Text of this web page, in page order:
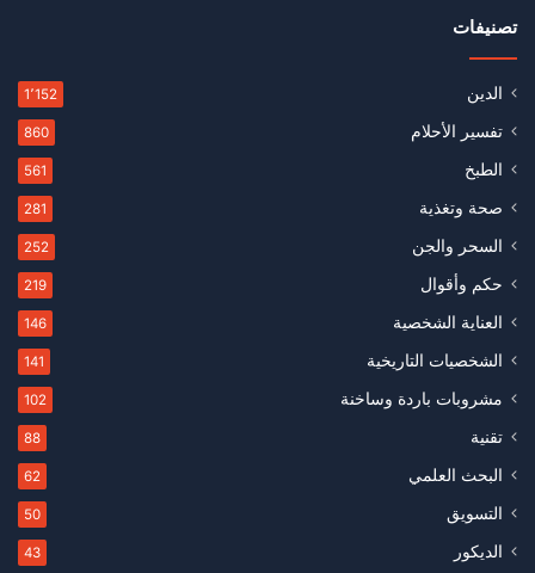
تصنيفات
الدين 1٬152
تفسير الأحلام 860
الطبخ 561
صحة وتغذية 281
السحر والجن 252
حكم وأقوال 219
العناية الشخصية 146
الشخصيات التاريخية 141
مشروبات باردة وساخنة 102
تقنية 88
البحث العلمي 62
التسويق 50
الديكور 43